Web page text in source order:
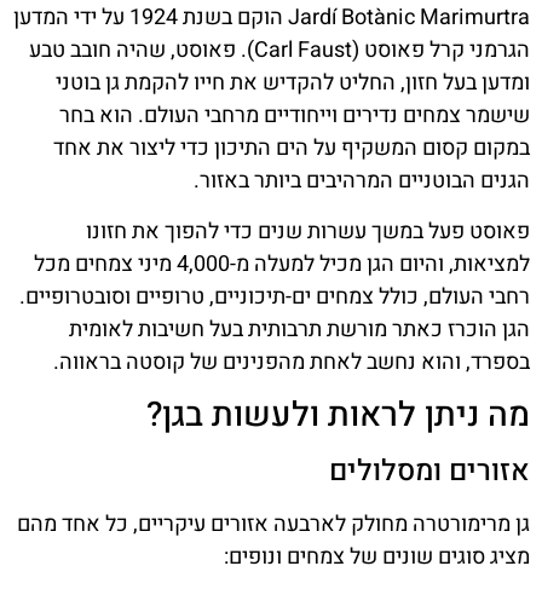
Jardí Botànic Marimurtra הוקם בשנת 1924 על ידי המדען
הגרמני קרל פאוסט (Carl Faust). פאוסט, שהיה חובב טבע
ומדען בעל חזון, החליט להקדיש את חייו להקמת גן בוטני
שישמר צמחים נדירים וייחודיים מרחבי העולם. הוא בחר
במקום קסום המשקיף על הים התיכון כדי ליצור את אחד
הגנים הבוטניים המרהיבים ביותר באזור.
פאוסט פעל במשך עשרות שנים כדי להפוך את חזונו
למציאות, והיום הגן מכיל למעלה מ-4,000 מיני צמחים מכל
רחבי העולם, כולל צמחים ים-תיכוניים, טרופיים וסובטרופיים.
הגן הוכרז כאתר מורשת תרבותית בעל חשיבות לאומית
בספרד, והוא נחשב לאחת מהפנינים של קוסטה בראווה.
מה ניתן לראות ולעשות בגן?
אזורים ומסלולים
גן מרימורטרה מחולק לארבעה אזורים עיקריים, כל אחד מהם
מציג סוגים שונים של צמחים ונופים: